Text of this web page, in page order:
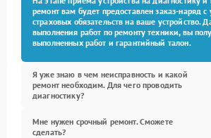
ремонт вам будет предоставлен заказ-наряд с
страховых обязательств на ваше устройство.
выполнения работ по ремонту техники, вы
выполненных работ и гарантийный талон.
Я уже знаю в чем неисправность и какой
ремонт необходим. Для чего проводить
диагностику?
Мне нужен срочный ремонт. Сможете
сделать?